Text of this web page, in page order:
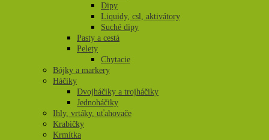
Dipy
Liquidy, csl, aktivátory
Suché dipy
Pasty a cestá
Pelety
Chytacie
Bójky a markery
Háčiky
Dvojháčiky a trojháčiky
Jednoháčiky
Ihly, vrtáky, uťahovače
Krabičky
Krmítka